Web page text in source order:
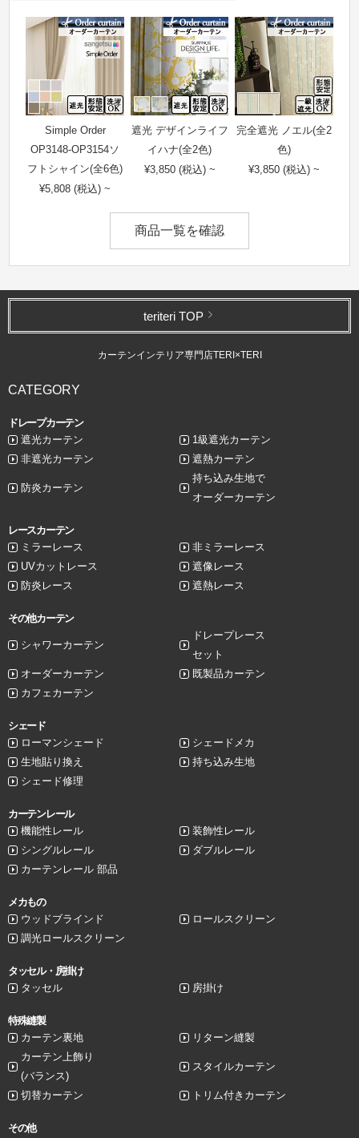
Simple Order
OP3148-OP3154ソ
フトシャイン(全6色)
¥5,808 (税込) ~
遮光 デザインライフ
イハナ(全2色)
¥3,850 (税込) ~
完全遮光 ノエル(全2
色)
¥3,850 (税込) ~
商品一覧を確認
teriteri TOP
カーテンインテリア専門店TERI×TERI
CATEGORY
ドレープカーテン
遮光カーテン
1級遮光カーテン
非遮光カーテン
遮熱カーテン
防炎カーテン
持ち込み生地で
オーダーカーテン
レースカーテン
ミラーレース
非ミラーレース
UVカットレース
遮像レース
防炎レース
遮熱レース
その他カーテン
シャワーカーテン
ドレープレース
セット
オーダーカーテン
既製品カーテン
カフェカーテン
シェード
ローマンシェード
シェードメカ
生地貼り換え
持ち込み生地
シェード修理
カーテンレール
機能性レール
装飾性レール
シングルレール
ダブルレール
カーテンレール 部品
メカもの
ウッドブラインド
ロールスクリーン
調光ロールスクリーン
タッセル・房掛け
タッセル
房掛け
特殊縫製
カーテン裏地
リターン縫製
カーテン上飾り
(バランス)
スタイルカーテン
切替カーテン トリム付きカーテン
その他